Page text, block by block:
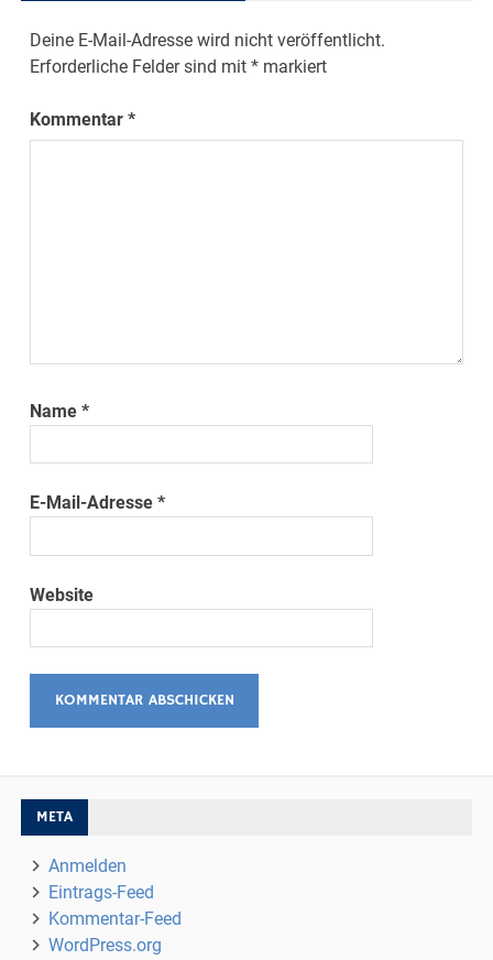
Deine E-Mail-Adresse wird nicht veröffentlicht.
Erforderliche Felder sind mit* markiert
Kommentar*
Name*
E-Mail-Adresse*
Website
META
Anmelden
Eintrags-Feed
Kommentar-Feed
WordPress.org